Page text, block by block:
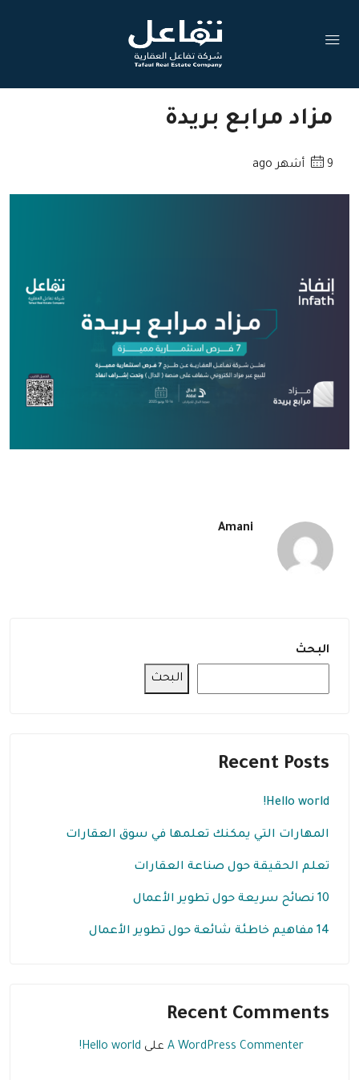
مزاد مرابع بريدة
9 أشهر ago
Amani
البحث
البحث
Recent Posts
Hello world!
المهارات التي يمكنك تعلمها في سوق العقارات
تعلم الحقيقة حول صناعة العقارات
10 نصائح سريعة حول تطوير الأعمال
14 مفاهيم خاطئة شائعة حول تطوير الأعمال
Recent Comments
A WordPress Commenter على Hello world!